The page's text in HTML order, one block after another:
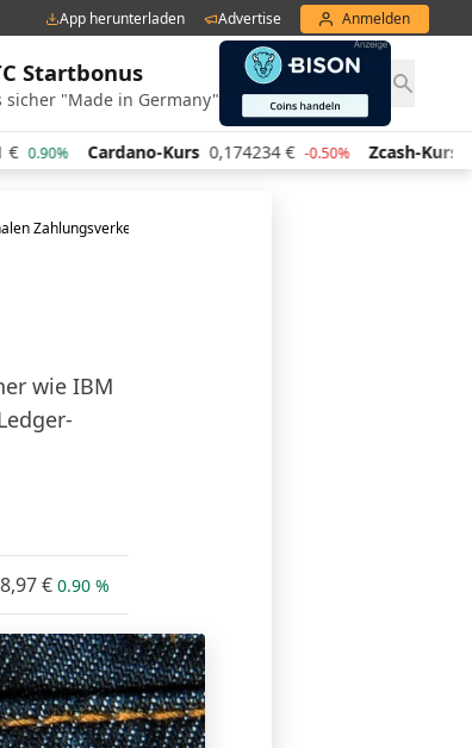
App herunterladen Advertise Anmelden
Startbonus
sicher "Made in Germany"
Cardano-Kurs 0,174234 € -0.50% Zcash-Kurs 438,43
Zahlungsverkehr
wie IBM
€ 0.90 %